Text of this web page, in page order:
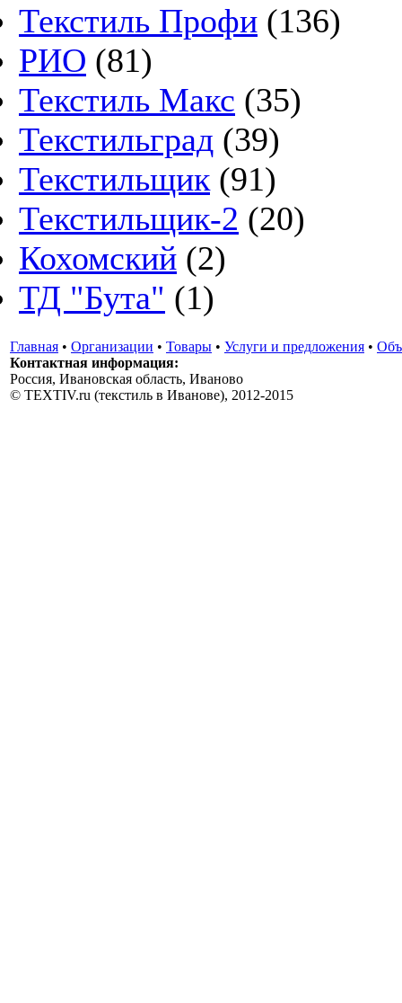
Текстиль Профи (136)
РИО (81)
Текстиль Макс (35)
Текстильград (39)
Текстильщик (91)
Текстильщик-2 (20)
Кохомский (2)
ТД "Бута" (1)
Главная • Организации • Товары • Услуги и предложения •
Контактная информация:
Россия, Ивановская область, Иваново
© TEXTIV.ru (текстиль в Иванове), 2012-2015